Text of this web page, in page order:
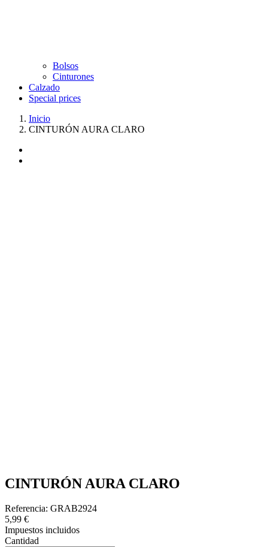
Bolsos
Cinturones
Calzado
Special prices
Inicio
CINTURÓN AURA CLARO
CINTURÓN AURA CLARO
Referencia: GRAB2924
5,99 €
Impuestos incluidos
Cantidad